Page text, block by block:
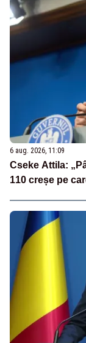
6 aug. 2026, 11:09
Cseke Attila:
110 creșe pe